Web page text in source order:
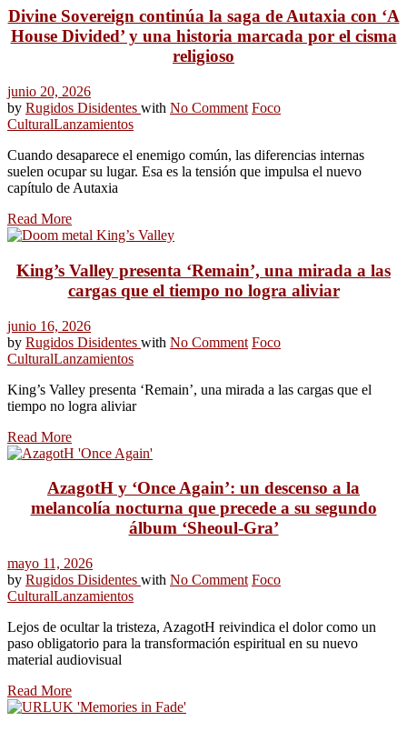
Divine Sovereign continúa la saga de Autaxia con ‘A
House Divided’ y una historia marcada por el cisma
religioso
junio 20, 2026
by Rugidos Disidentes with No Comment Foco
CulturalLanzamientos
Cuando desaparece el enemigo común, las diferencias internas
suelen ocupar su lugar. Esa es la tensión que impulsa el nuevo
capítulo de Autaxia
Read More
King’s Valley presenta ‘Remain’, una mirada a las
cargas que el tiempo no logra aliviar
junio 16, 2026
by Rugidos Disidentes with No Comment Foco
CulturalLanzamientos
King’s Valley presenta ‘Remain’, una mirada a las cargas que el
tiempo no logra aliviar
Read More
AzagotH y ‘Once Again’: un descenso a la
melancolía nocturna que precede a su segundo
álbum ‘Sheoul-Gra’
mayo 11, 2026
by Rugidos Disidentes with No Comment Foco
CulturalLanzamientos
Lejos de ocultar la tristeza, AzagotH reivindica el dolor como un
paso obligatorio para la transformación espiritual en su nuevo
material audiovisual
Read More